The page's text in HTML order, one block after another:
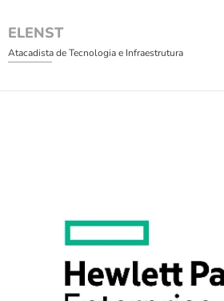
ELENST
Atacadista de Tecnologia e Infraestrutura